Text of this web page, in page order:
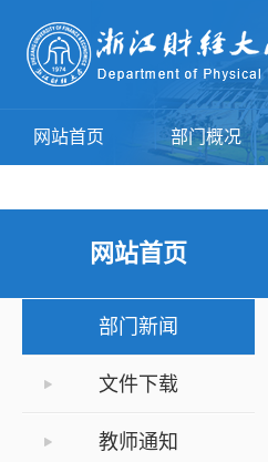
网站首页 部门概况
网站首页
部门新闻
文件下载
教师通知